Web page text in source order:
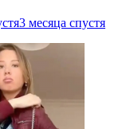
3 месяца спустя